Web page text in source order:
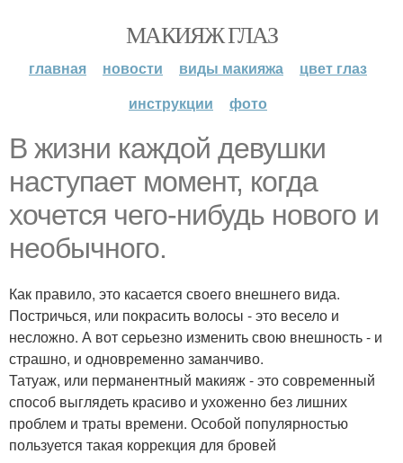
МАКИЯЖ ГЛАЗ
главная новости виды макияжа
цвет глаз
инструкции
фото
В жизни каждой девушки
наступает момент, когда
хочется чего-нибудь нового и
необычного.
Как правило, это касается своего внешнего вида.
Постричься, или покрасить волосы - это весело и
несложно. А вот серьезно изменить свою внешность - и
страшно, и одновременно заманчиво.
Татуаж, или перманентный макияж - это современный
способ выглядеть красиво и ухоженно без лишних
проблем и траты времени. Особой популярностью
пользуется такая коррекция для бровей